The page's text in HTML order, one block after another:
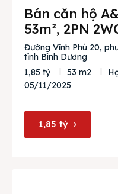
Bán căn hộ
53m², 2PN
Đường Vĩnh Phú 20,
tỉnh Bình Dương
1,85 tỷ
53 m2
05/11/2025
1,85 tỷ